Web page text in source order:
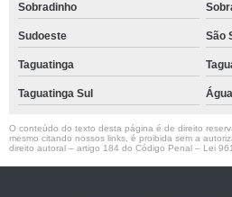
Sobradinho
Sudoeste São
Taguatinga
Taguatinga Sul
O conteúdo do texto desta página é de direito
mesmo citando nossos links, é proibida sem a
direito autoral – artigo 184 do Código Penal – Lei